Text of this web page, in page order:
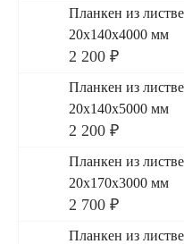
Планкен из
20x140x4000 мм
2 200 ₽
Планкен из
20x140x5000 мм
2 200 ₽
Планкен из
20x170x3000 мм
2 700 ₽
Планкен из